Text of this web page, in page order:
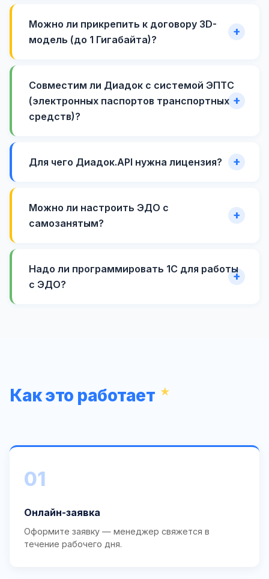
Можно ли прикрепить к договору 3D-
модель (до 1 Гигабайта)?
Совместим ли Диадок с системой ЭПТС
(электронных паспортов транспортных
средств)?
Для чего Диадок.API нужна лицензия?
Можно ли настроить ЭДО с
самозанятым?
Надо ли программировать 1С для работы
с ЭДО?
Как это работает
01
Онлайн-заявка
Оформите заявку — менеджер свяжется в
течение рабочего дня.